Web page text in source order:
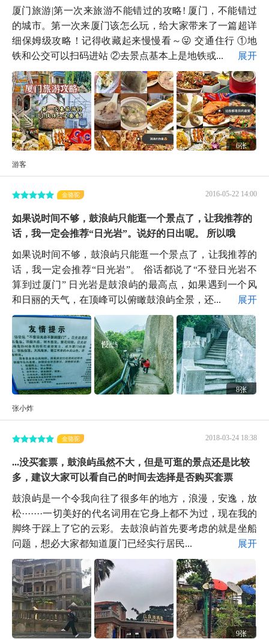
厦门旅游|第一次来旅游不能错过的攻略! 厦门，不能错过
的城市。第一次来厦门该怎么玩，给大家带来了一篇超详
细保姆级攻略！记得收藏起来慢慢看～😜 交通住行 ①地
铁和公交可以扫码进站 ②去景点基本上是地铁或...
展开
6张
游客
2016-05-22 14:00
金骆驼
如果说时间不够，鼓浪屿只能逛一个景点了，让我推荐的
话，我一定会推荐“日光岩”。说好的日出呢。 所以哦
如果说时间不够，鼓浪屿只能逛一个景点了，让我推荐的
话，我一定会推荐“日光岩”。 俗话都说了“不登日光岩不
算到过厦门” 日光岩是鼓浪屿的最高点，如果遇到一个风
和日丽的天气，在顶峰可以俯瞰鼓浪屿全景，还...
展开
8张
张小炸
2018-03-24 18:38
金骆驼
...没买套票，鼓浪屿虽然不大，但是可逛的景点还是比较
多，建议大家可以看自己的时间去选择是否购买套票
鼓浪屿是一个令我向往了很多年的地方，浪漫，安逸，放
松·······一切美好的代名词用在它身上都不为过，现在我的
脚终于踩上了它的云彩。去鼓浪屿首先要考虑的就是坐船
问题，想必大家都知道厦门已经实行居民...
展开
9张